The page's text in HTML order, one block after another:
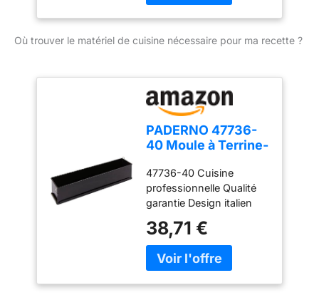
Où trouver le matériel de cuisine nécessaire pour ma recette ?
PADERNO 47736-
40 Moule à Terrine-
47736-40 Cuisine
professionnelle Qualité
garantie Design italien
38,71 €